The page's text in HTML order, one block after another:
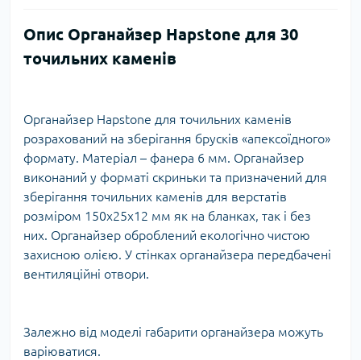
Опис Органайзер Hapstone для 30
точильних каменів
Органайзер Hapstone для точильних каменів
розрахований на зберігання брусків «апексоїдного»
формату. Матеріал – фанера 6 мм. Органайзер
виконаний у форматі скриньки та призначений для
зберігання точильних каменів для верстатів
розміром 150х25х12 мм як на бланках, так і без
них. Органайзер оброблений екологічно чистою
захисною олією. У стінках органайзера передбачені
вентиляційні отвори.
Залежно від моделі габарити органайзера можуть
варіюватися.